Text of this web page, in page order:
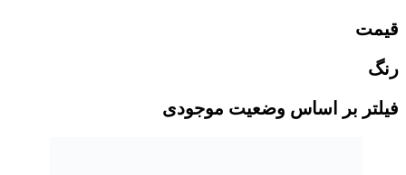
قیمت
رنگ
فیلتر بر اساس وضعیت موجودی